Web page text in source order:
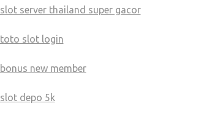
slot server thailand super gacor
toto slot login
bonus new member
slot depo 5k